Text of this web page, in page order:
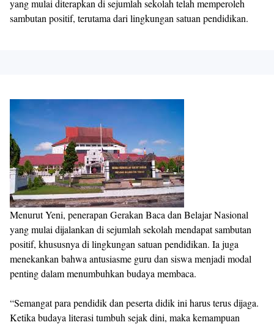
yang mulai diterapkan di sejumlah sekolah telah memperoleh
sambutan positif, terutama dari lingkungan satuan pendidikan.
Menurut Yeni, penerapan Gerakan Baca dan Belajar Nasional
yang mulai dijalankan di sejumlah sekolah mendapat sambutan
positif, khususnya di lingkungan satuan pendidikan. Ia juga
menekankan bahwa antusiasme guru dan siswa menjadi modal
penting dalam menumbuhkan budaya membaca.
“Semangat para pendidik dan peserta didik ini harus terus dijaga.
Ketika budaya literasi tumbuh sejak dini, maka kemampuan